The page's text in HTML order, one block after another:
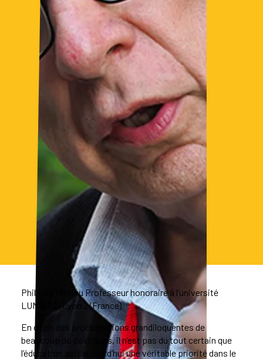
Philippe Meirieu Professeur honoraire à l’université
LUMIERE-Lyon 2 (France)
En dépit des proclamations grandiloquentes de
beaucoup de politiques, il n’est pas du tout certain que
l’éducation soit aujourd’hui une véritable priorité dans le